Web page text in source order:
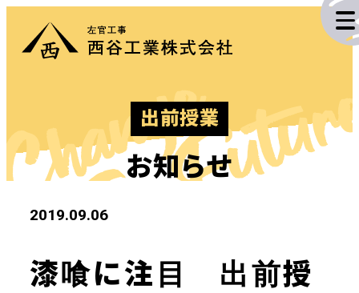
施工実績
企業情報
出前授業
お知らせ
The
漆喰に注目 出前授
2019.09.06
稿
ビ
ゲ